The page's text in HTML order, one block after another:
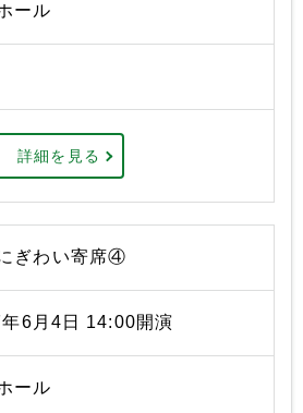
ール
詳細を見る
ぎわい寄席④
6月4日 14:00開演
ール